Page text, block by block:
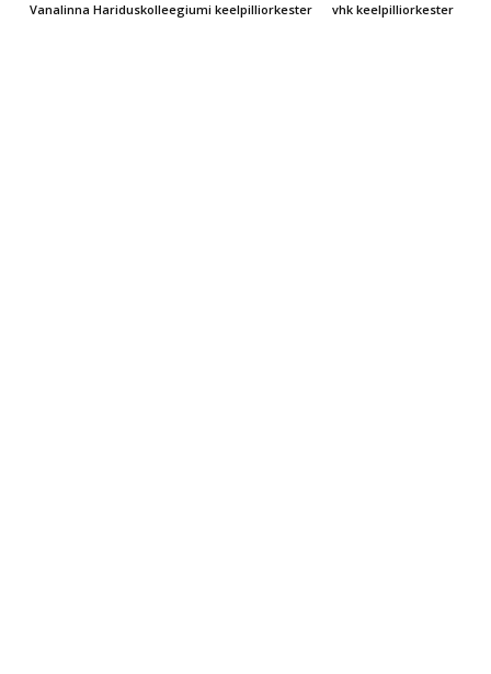
Vanalinna Hariduskolleegiumi keelpilliorkester vhk keelpilliorkester